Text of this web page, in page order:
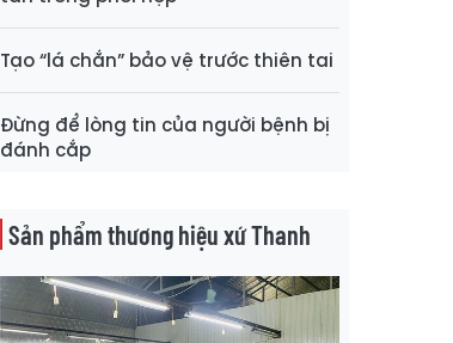
Tạo “lá chắn” bảo vệ trước thiên tai
Đừng để lòng tin của người bệnh bị
đánh cắp
Sản phẩm thương hiệu xứ Thanh